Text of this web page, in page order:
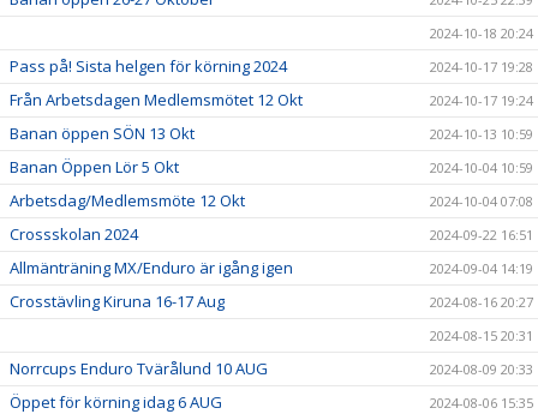
2024-10-18 20:24
Pass på! Sista helgen för körning 2024 2024-10-17 19:28
Från Arbetsdagen Medlemsmötet 12 Okt 2024-10-17 19:24
Banan öppen SÖN 13 Okt 2024-10-13 10:59
Banan Öppen Lör 5 Okt 2024-10-04 10:59
Arbetsdag/Medlemsmöte 12 Okt 2024-10-04 07:08
Crossskolan 2024 2024-09-22 16:51
Allmänträning MX/Enduro är igång igen 2024-09-04 14:19
Crosstävling Kiruna 16-17 Aug
2024-08-16 20:27
2024-08-15 20:31
Norrcups Enduro Tvärålund 10 AUG 2024-08-09 20:33
Öppet för körning idag 6 AUG 2024-08-06 15:35